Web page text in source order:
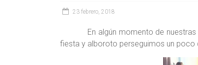
23 febrero, 2018
En algún momento de nuestras
fiesta y alboroto perseguimos un poco